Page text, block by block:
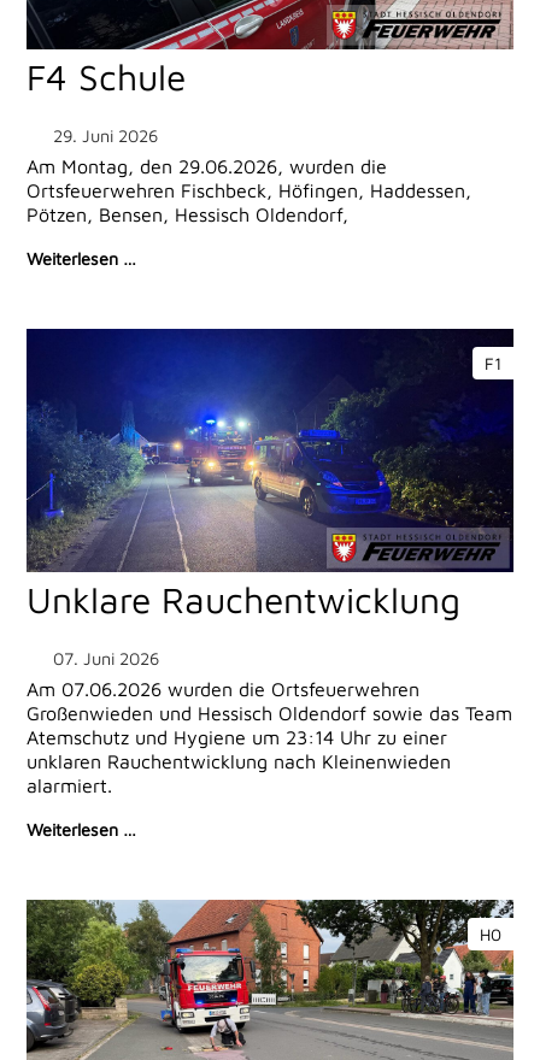
F4 Schule
29. Juni 2026
Am Montag, den 29.06.2026, wurden die
Ortsfeuerwehren Fischbeck, Höfingen, Haddessen,
Pötzen, Bensen, Hessisch Oldendorf,
Weiterlesen …
F1
Unklare Rauchentwicklung
07. Juni 2026
Am 07.06.2026 wurden die Ortsfeuerwehren
Großenwieden und Hessisch Oldendorf sowie das Team
Atemschutz und Hygiene um 23:14 Uhr zu einer
unklaren Rauchentwicklung nach Kleinenwieden
alarmiert.
Weiterlesen …
H0